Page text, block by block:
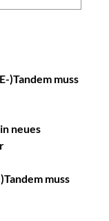
)Tandem muss
neues
muss